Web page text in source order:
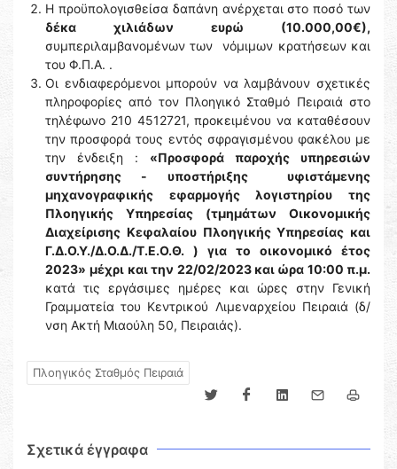
Η προϋπολογισθείσα δαπάνη ανέρχεται στο ποσό των
δέκα χιλιάδων ευρώ (10.000,00€),
συμπεριλαμβανομένων των νόμιμων κρατήσεων και
του Φ.Π.Α. .
Οι ενδιαφερόμενοι μπορούν να λαμβάνουν σχετικές
πληροφορίες από τον Πλοηγικό Σταθμό Πειραιά στο
τηλέφωνο 210 4512721, προκειμένου να καταθέσουν
την προσφορά τους εντός σφραγισμένου φακέλου με
την ένδειξη : «Προσφορά παροχής υπηρεσιών
συντήρησης - υποστήριξης υφιστάμενης
μηχανογραφικής εφαρμογής λογιστηρίου της
Πλοηγικής Υπηρεσίας (τμημάτων Οικονομικής
Διαχείρισης Κεφαλαίου Πλοηγικής Υπηρεσίας και
Γ.Δ.Ο.Υ./Δ.Ο.Δ./Τ.Ε.Ο.Θ. ) για το οικονομικό έτος
2023» μέχρι και την 22/02/2023 και ώρα 10:00 π.μ.
κατά τις εργάσιμες ημέρες και ώρες στην Γενική
Γραμματεία του Κεντρικού Λιμεναρχείου Πειραιά (δ/
νση Ακτή Μιαούλη 50, Πειραιάς).
Πλοηγικός Σταθμός Πειραιά
Σχετικά έγγραφα